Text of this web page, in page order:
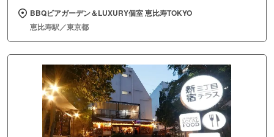
BBQビアガーデン＆LUXURY個室 恵比寿TOKYO
恵比寿駅／東京都